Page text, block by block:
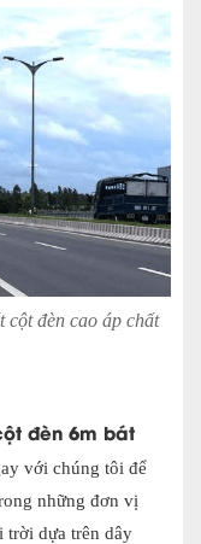
cột đèn cao áp chất
đèn 6m bát
với chúng tôi để
những đơn vị
trời dựa trên dây